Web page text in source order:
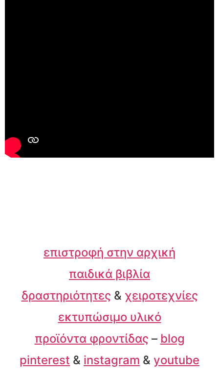
επιστροφή στην αρχική
παιδικά βιβλία
δραστηριότητες & χειροτεχνίες
εκτυπώσιμο υλικό
προϊόντα φροντίδας – blog
pinterest & instagram & youtube